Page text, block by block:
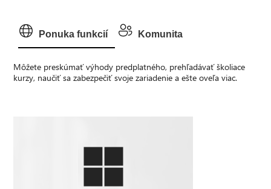
Ponuka funkcií Komunita
Môžete preskúmať výhody predplatného, prehľadávať školiace
kurzy, naučiť sa zabezpečiť svoje zariadenie a ešte oveľa viac.